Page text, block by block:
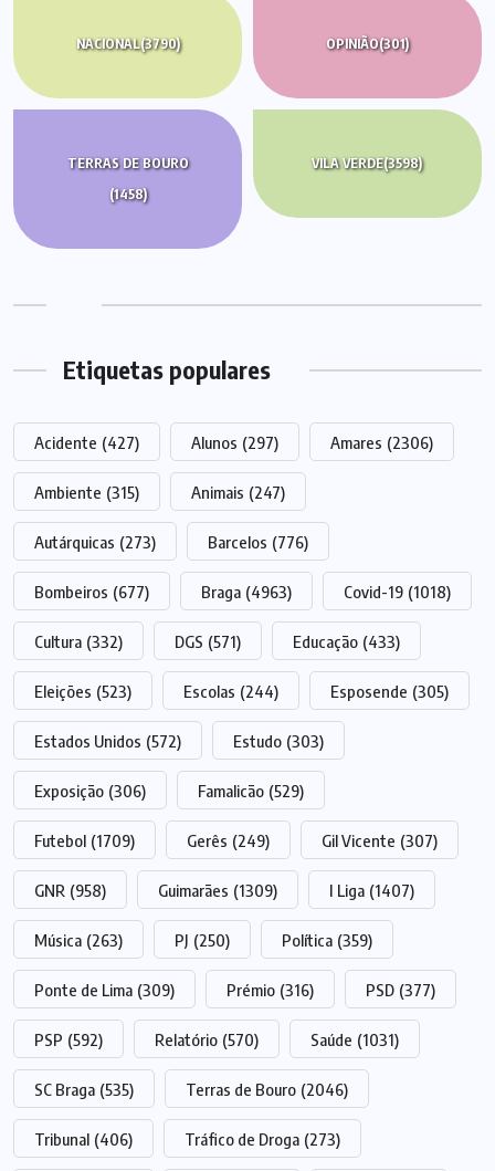
NACIONAL(3790) OPINIÃO(301)
TERRAS DE BOURO
(1458)
VILA VERDE(3598)
Etiquetas populares
Acidente (427) Alunos (297) Amares (2306)
Ambiente (315) Animais (247)
Autárquicas (273) Barcelos (776)
Bombeiros (677) Braga (4963) Covid-19 (1018)
Cultura (332) DGS (571) Educação (433)
Eleições (523) Escolas (244) Esposende (305)
Estados Unidos (572) Estudo (303)
Exposição (306) Famalicão (529)
Futebol (1709) Gerês (249) Gil Vicente (307)
GNR (958) Guimarães (1309) I Liga (1407)
Música (263) PJ (250) Política (359)
Ponte de Lima (309) Prémio (316) PSD (377)
PSP (592) Relatório (570) Saúde (1031)
SC Braga (535) Terras de Bouro (2046)
Tribunal (406) Tráfico de Droga (273)